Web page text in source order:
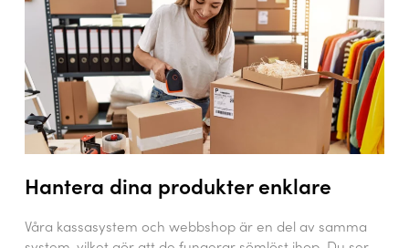
Hantera dina produkter enklare
Våra kassasystem och webbshop är en del av samma